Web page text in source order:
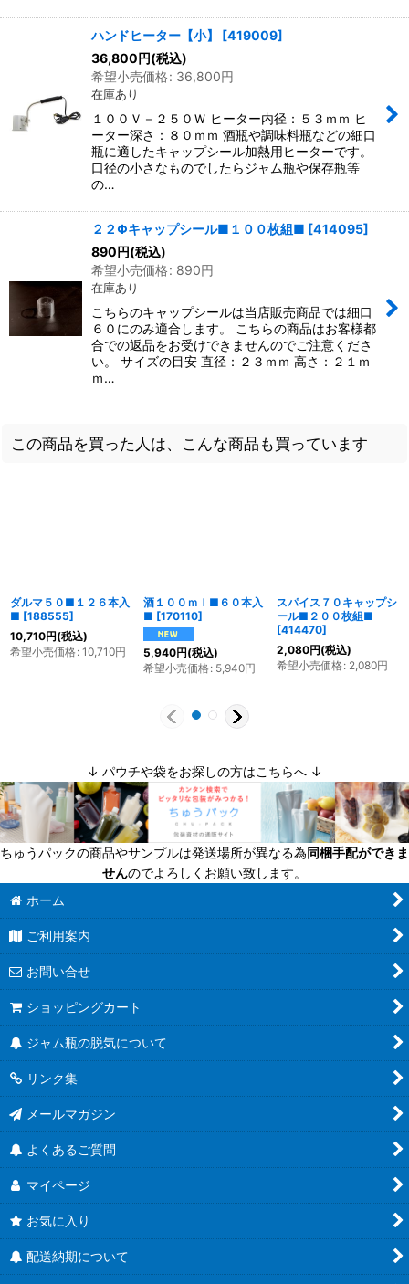
ハンドヒーター【小】 [419009]
36,800円(税込)
希望小売価格: 36,800円
在庫あり
１００Ｖ－２５０Ｗ ヒーター内径：５３ｍｍ ヒ
ーター深さ：８０ｍｍ 酒瓶や調味料瓶などの細口
瓶に適したキャップシール加熱用ヒーターです。
口径の小さなものでしたらジャム瓶や保存瓶等
の…
２２Φキャップシール■１００枚組■ [414095]
890円(税込)
希望小売価格: 890円
在庫あり
こちらのキャップシールは当店販売商品では細口
６０にのみ適合します。 こちらの商品はお客様都
合での返品をお受けできませんのでご注意くださ
い。 サイズの目安 直径：２３ｍｍ 高さ：２１ｍ
ｍ…
この商品を買った人は、こんな商品も買っています
ダルマ５０■１２６本入
■ [188555]
10,710円(税込)
希望小売価格: 10,710円
酒１００ｍｌ■６０本入
■ [170110]
5,940円(税込)
希望小売価格: 5,940円
スパイス７０キャップシ
ール■２００枚組■
[414470]
2,080円(税込)
希望小売価格: 2,080円
↓ パウチや袋をお探しの方はこちらへ ↓
ちゅうパックの商品やサンプルは発送場所が異なる為同梱手配ができま
せんのでよろしくお願い致します。
ホーム
ご利用案内
お問い合せ
ショッピングカート
ジャム瓶の脱気について
リンク集
メールマガジン
よくあるご質問
マイページ
お気に入り
配送納期について